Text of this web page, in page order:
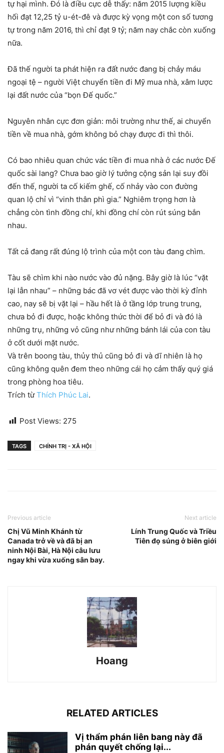
tự hại mình. Đó là điều cực dễ thấy: năm 2015 lượng kiều
hối đạt 12,25 tỷ u-ét-đê và được kỳ vọng một con số tương
tự trong năm 2016, thì chỉ đạt 9 tỷ; năm nay chắc còn xuống
nữa.
Đã thế người ta phát hiện ra đất nước đang bị chảy máu
ngoại tệ – người Việt chuyển tiền đi Mỹ mua nhà, xâm lược
lại đất nước của “bọn Đế quốc.”
Nguyên nhân cực đơn giản: môi trường như thế, ai chuyển
tiền về mua nhà, gớm không bỏ chạy được đi thì thôi.
Có bao nhiêu quan chức vác tiền đi mua nhà ở các nước Đế
quốc sài lang? Chưa bao giờ lý tưởng cộng sản lại suy đồi
đến thế, người ta cố kiếm ghế, cố nhảy vào con đường
quan lộ chỉ vì “vinh thân phì gia.” Nghiêm trọng hơn là
chẳng còn tình đồng chí, khi đồng chí còn rút súng bắn
nhau.
Tất cả đang rất đúng lộ trình của một con tàu đang chìm.
Tàu sẽ chìm khi nào nước vào đủ nặng. Bây giờ là lúc “vặt
lại lẫn nhau” – những bác đã vơ vét được vào thời kỳ đỉnh
cao, nay sẽ bị vặt lại – hầu hết là ở tầng lớp trung trung,
chưa bỏ đi được, hoặc không thức thời để bỏ đi và đó là
những trụ, những vỏ cũng như những bánh lái của con tàu
ở cốt dưới mặt nước.
Và trên boong tàu, thủy thủ cũng bỏ đi và dĩ nhiên là họ
cũng không quên đem theo những cái họ cảm thấy quý giá
trong phòng hoa tiêu.
Trích từThích Phúc Lai.
Post Views: 275
TAGS CHÍNH TRỊ - XÃ HỘI
Previous article
Chị Vũ Minh Khánh từ
Canada trở về và đã bị an
ninh Nội Bài, Hà Nội câu lưu
ngay khi vừa xuống sân bay.
Next article
Lính Trung Quốc và Triều
Tiên đọ súng ở biên giới
Hoang
RELATED ARTICLES
Vị thẩm phán liên bang này đã
phán quyết chống lại...